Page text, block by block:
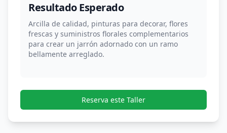
Resultado Esperado
Arcilla de calidad, pinturas para decorar, flores
frescas y suministros florales complementarios
para crear un jarrón adornado con un ramo
bellamente arreglado.
Reserva este Taller